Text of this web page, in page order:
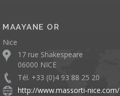
MAAYANE OR
Nice
17 rue Shakespeare
06000 NICE
Tél. +33 (0)4 93 88 25 20
http://www.massorti-nice.com/